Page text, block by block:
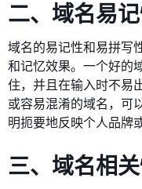
二、域名易
域名的易记性和易拼写
和记忆效果。一个好的
住，并且在输入时不易
或容易混淆的域名，可
明扼要地反映个人品牌
三、域名相